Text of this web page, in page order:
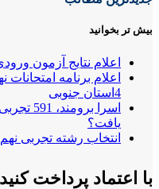
بیش تر بخوانید
اعلام نتایج آزمون
اعلام برنامه امتحانات
4استان جنوبی
اسرا
یافت؟
انتخاب رشته تجربی نهم
با اعتماد پرداخت کنید